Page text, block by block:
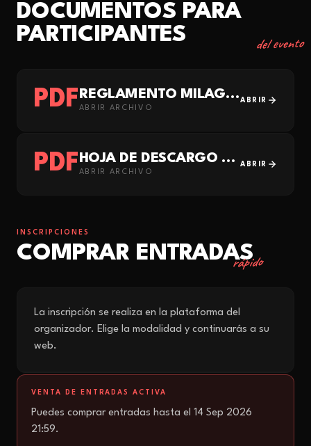
DOCUMENTOS PARA
PARTICIPANTES
del evento
PDF REGLAMENTO MILAGRO 2026
ABRIR ARCHIVO
ABRIR
PDF HOJA DE DESCARGO RESPONSABILIDAD
ABRIR ARCHIVO
ABRIR
INSCRIPCIONES
COMPRAR ENTRADAS
rápido
La inscripción se realiza en la plataforma del
organizador. Elige la modalidad y continuarás a su
web.
VENTA DE ENTRADAS ACTIVA
Puedes comprar entradas hasta el 14 Sep 2026
21:59.